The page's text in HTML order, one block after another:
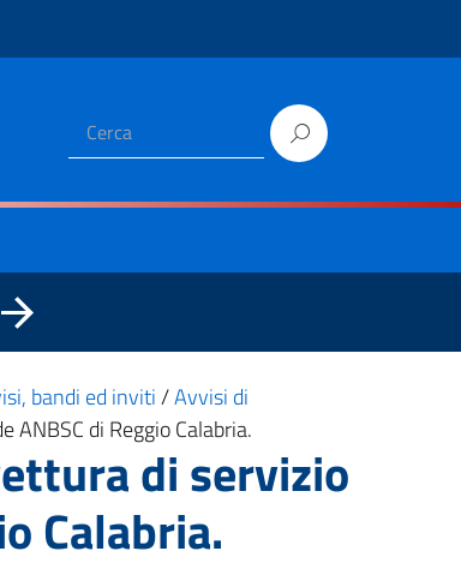
bandi ed inviti/Avvisi di
di Reggio Calabria.
di servizio
Calabria.